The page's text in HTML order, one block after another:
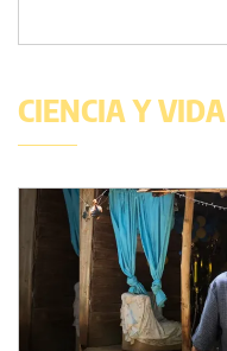
CIENCIA Y VIDA